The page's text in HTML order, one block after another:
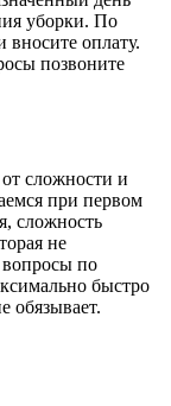
уборки. По
оплату.
позвоните
сложности и
при первом
сложность
не
по
быстро
обязывает.